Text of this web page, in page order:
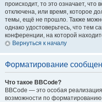
происходит, то это означает,
отключена, или время, которое
темы, ещё не прошло. Также
однако удостоверьтесь, что тем
конференции, на которой
Вернуться к началу
Форматирование
Что такое BBCode?
BBCode — это особая
возможности по